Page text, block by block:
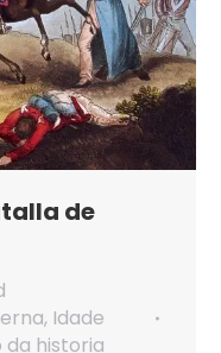
de
, Idade
da historia